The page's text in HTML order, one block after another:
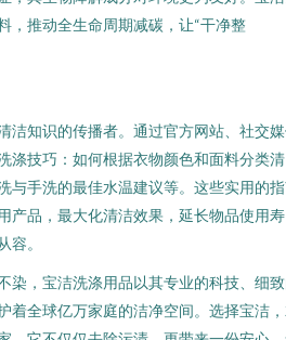
，推动全生命周期减碳，让“干净整
洁知识的传播者。通过官方网站、社交
涤技巧：如何根据衣物颜色和面料分类清
与手洗的最佳水温建议等。这些实用的
产品，最大化清洁效果，延长物品使用寿
容。
染，宝洁洗涤用品以其专业的科技、细
着全球亿万家庭的洁净空间。选择宝洁